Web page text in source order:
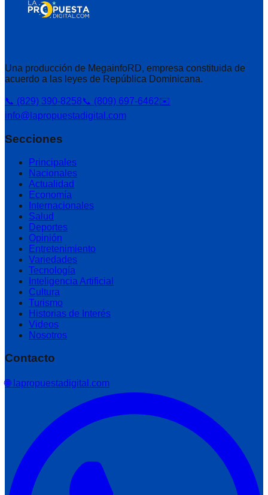
Una producción de MegainfoRD, empresa constituida de
acuerdo a las leyes de República Dominicana.
📞 (829) 390-8258📞 (809) 697-6462✉️
info@lapropuestadigital.com
Secciones
Principales
Nacionales
Actualidad
Economía
Internacionales
Salud
Deportes
Opinión
Entretenimiento
Variedades
Tecnología
Inteligencia Artificial
Cultura
Turismo
Historias de Interés
Videos
Nosotros
Contacto
🌐 lapropuestadigital.com